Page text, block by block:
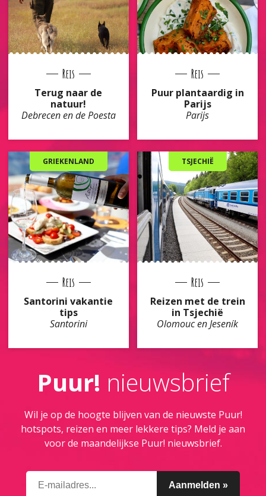
Reis
Terug naar de
natuur!
Debrecen en de Poesta
Reis
Puur plantaardig in
Parijs
Parijs
GRIEKENLAND
Reis
Santorini vakantie
tips
Santorini
TSJECHIË
Reis
Reizen met de trein
in Tsjechië
Olomouc en Jeseník
Puur! nieuwsbrief
Wil je op de hoogte blijven van de nieuwste Puur!
hotspots, reizen en meer lekkere tips? Meld je aan
voor de maandelijkse Puur! nieuwsbrief.